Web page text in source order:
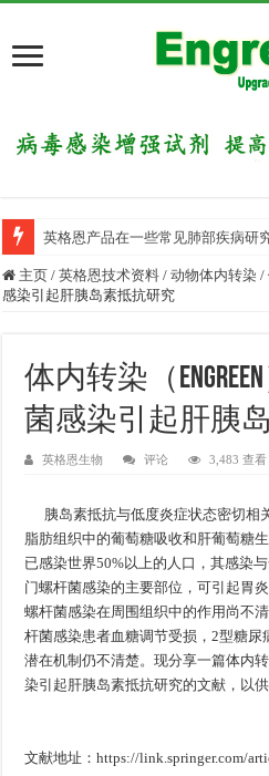
英格恩产品在一些常见肺部疾病研
主页 / 英格恩技术资料 / 动物体内转染 /
感染引起肝胰岛素抵抗研究
体内转染（
菌感染引起肝胰
英格恩生物 评论 3,483 查看
胰岛素抵抗与低度炎症状态密切相
脂肪组织中的葡萄糖吸收和肝葡萄糖
已感染世界50%以上的人口，其感染
门螺杆菌感染的主要部位，可引起胃
螺杆菌感染在周围组织中的作用尚不
杆菌感染患者血糖调节受损，2型糖
潜在机制仍不清楚。现分享一篇体内
染引起肝胰岛素抵抗研究的文献，以供
文献地址：https://link.springer.com/